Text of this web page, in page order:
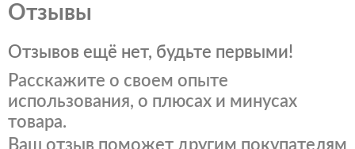
Отзывы
Отзывов ещё нет, будьте первыми!
Расскажите о своем опыте
использования, о плюсах и минусах
товара.
Ваш отзыв поможет другим покупателям